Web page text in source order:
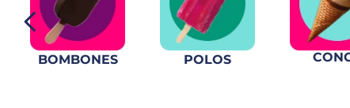
BOMBONES POLOS